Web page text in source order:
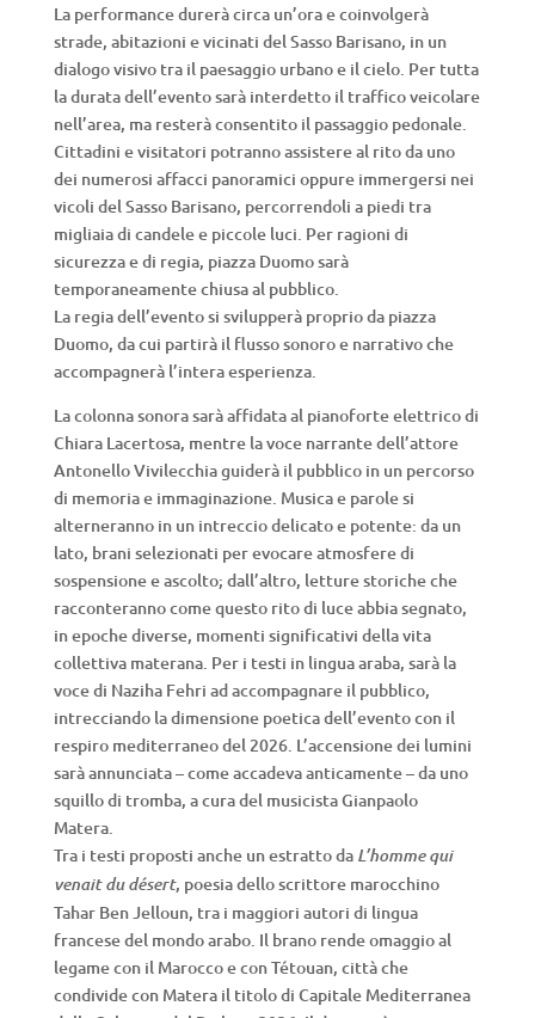
La performance durerà circa un’ora e coinvolgerà
strade, abitazioni e vicinati del Sasso Barisano, in un
dialogo visivo tra il paesaggio urbano e il cielo. Per tutta
la durata dell’evento sarà interdetto il traffico veicolare
nell’area, ma resterà consentito il passaggio pedonale.
Cittadini e visitatori potranno assistere al rito da uno
dei numerosi affacci panoramici oppure immergersi nei
vicoli del Sasso Barisano, percorrendoli a piedi tra
migliaia di candele e piccole luci. Per ragioni di
sicurezza e di regia, piazza Duomo sarà
temporaneamente chiusa al pubblico.
La regia dell’evento si svilupperà proprio da piazza
Duomo, da cui partirà il flusso sonoro e narrativo che
accompagnerà l’intera esperienza.
La colonna sonora sarà affidata al pianoforte elettrico di
Chiara Lacertosa, mentre la voce narrante dell’attore
Antonello Vivilecchia guiderà il pubblico in un percorso
di memoria e immaginazione. Musica e parole si
alterneranno in un intreccio delicato e potente: da un
lato, brani selezionati per evocare atmosfere di
sospensione e ascolto; dall’altro, letture storiche che
racconteranno come questo rito di luce abbia segnato,
in epoche diverse, momenti significativi della vita
collettiva materana. Per i testi in lingua araba, sarà la
voce di Naziha Fehri ad accompagnare il pubblico,
intrecciando la dimensione poetica dell’evento con il
respiro mediterraneo del 2026. L’accensione dei lumini
sarà annunciata – come accadeva anticamente – da uno
squillo di tromba, a cura del musicista Gianpaolo
Matera.
Tra i testi proposti anche un estratto da L’homme qui
venait du désert, poesia dello scrittore marocchino
Tahar Ben Jelloun, tra i maggiori autori di lingua
francese del mondo arabo. Il brano rende omaggio al
legame con il Marocco e con Tétouan, città che
condivide con Matera il titolo di Capitale Mediterranea